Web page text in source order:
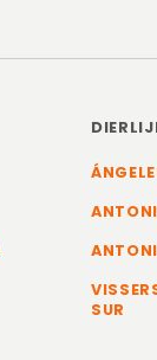
SUR